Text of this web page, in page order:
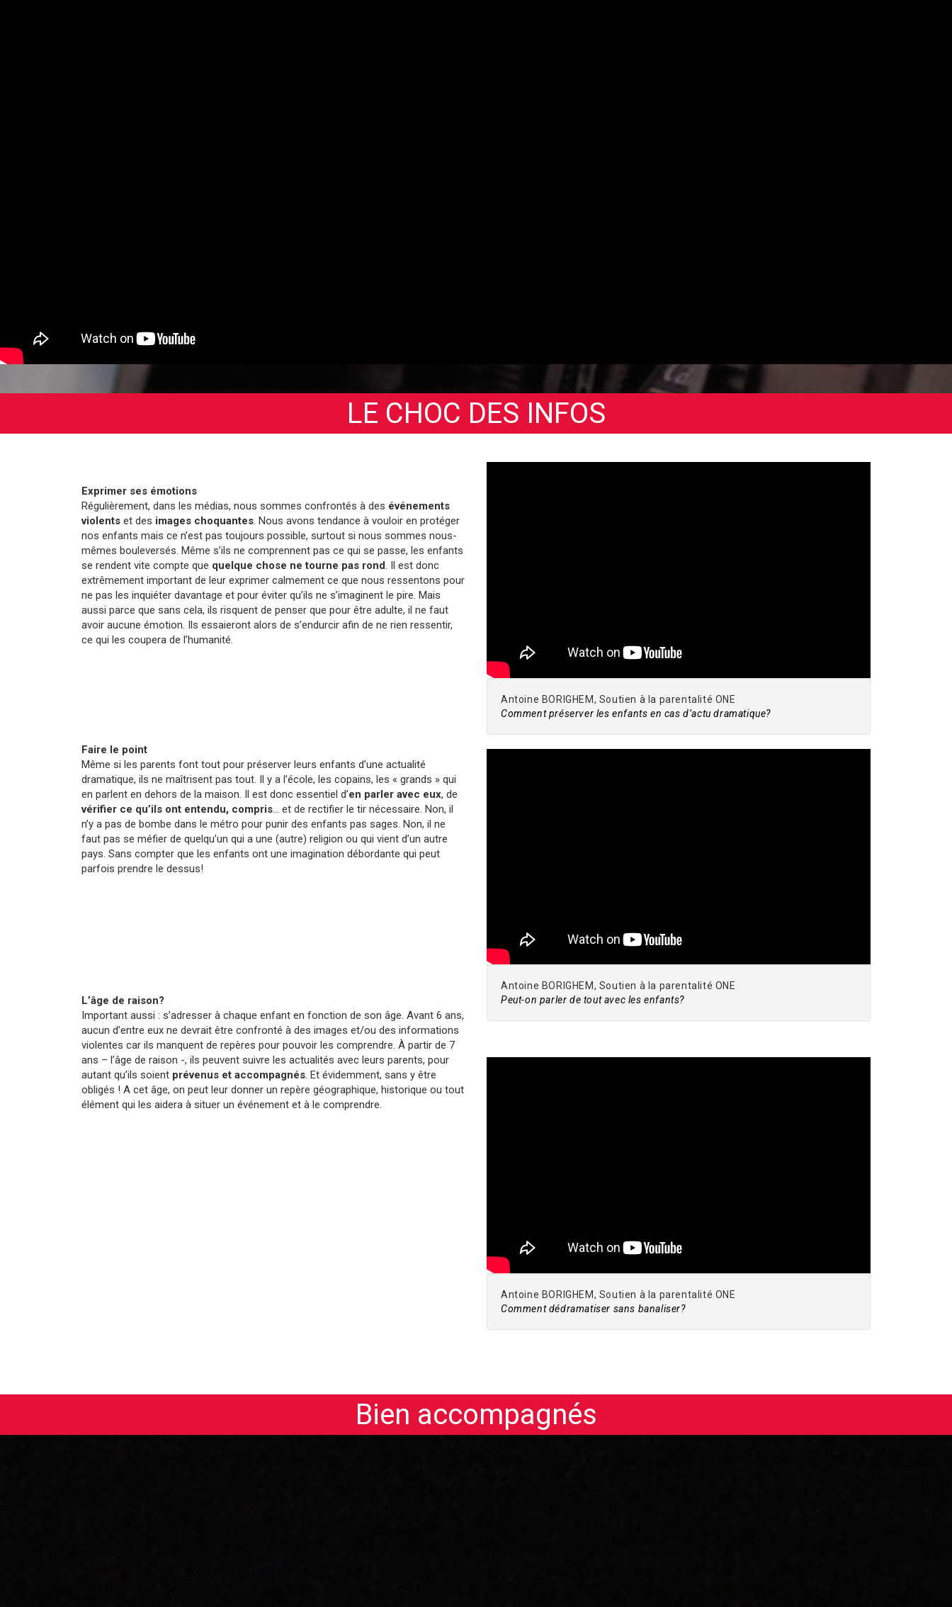
LE CHOC DES INFOS
Exprimer ses émotions
Régulièrement, dans les médias, nous sommes confrontés à des événements
violents et des images choquantes. Nous avons tendance à vouloir en protéger
nos enfants mais ce n’est pas toujours possible, surtout si nous sommes nous-
mêmes bouleversés. Même s’ils ne comprennent pas ce qui se passe, les enfants
se rendent vite compte que quelque chose ne tourne pas rond. Il est donc
extrêmement important de leur exprimer calmement ce que nous ressentons pour
ne pas les inquiéter davantage et pour éviter qu’ils ne s’imaginent le pire. Mais
aussi parce que sans cela, ils risquent de penser que pour être adulte, il ne faut
avoir aucune émotion. Ils essaieront alors de s’endurcir afin de ne rien ressentir,
ce qui les coupera de l’humanité.
Faire le point
Même si les parents font tout pour préserver leurs enfants d’une actualité
dramatique, ils ne maîtrisent pas tout. Il y a l’école, les copains, les « grands » qui
en parlent en dehors de la maison. Il est donc essentiel d’en parler avec eux, de
vérifier ce qu’ils ont entendu, compris… et de rectifier le tir nécessaire. Non, il
n’y a pas de bombe dans le métro pour punir des enfants pas sages. Non, il ne
faut pas se méfier de quelqu’un qui a une (autre) religion ou qui vient d’un autre
pays. Sans compter que les enfants ont une imagination débordante qui peut
parfois prendre le dessus!
L’âge de raison?
Important aussi : s’adresser à chaque enfant en fonction de son âge. Avant 6 ans,
aucun d’entre eux ne devrait être confronté à des images et/ou des informations
violentes car ils manquent de repères pour pouvoir les comprendre. À partir de 7
ans – l’âge de raison -, ils peuvent suivre les actualités avec leurs parents, pour
autant qu’ils soient prévenus et accompagnés. Et évidemment, sans y être
obligés ! A cet âge, on peut leur donner un repère géographique, historique ou tout
élément qui les aidera à situer un événement et à le comprendre.
Antoine BORIGHEM, Soutien à la parentalité ONE
Comment préserver les enfants en cas d’actu dramatique?
Antoine BORIGHEM, Soutien à la parentalité ONE
Peut-on parler de tout avec les enfants?
Antoine BORIGHEM, Soutien à la parentalité ONE
Comment dédramatiser sans banaliser?
Bien accompagnés